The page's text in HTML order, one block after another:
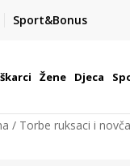
Sport&Bonus
paketomata u
Žene Djeca
Torbe ruksaci i